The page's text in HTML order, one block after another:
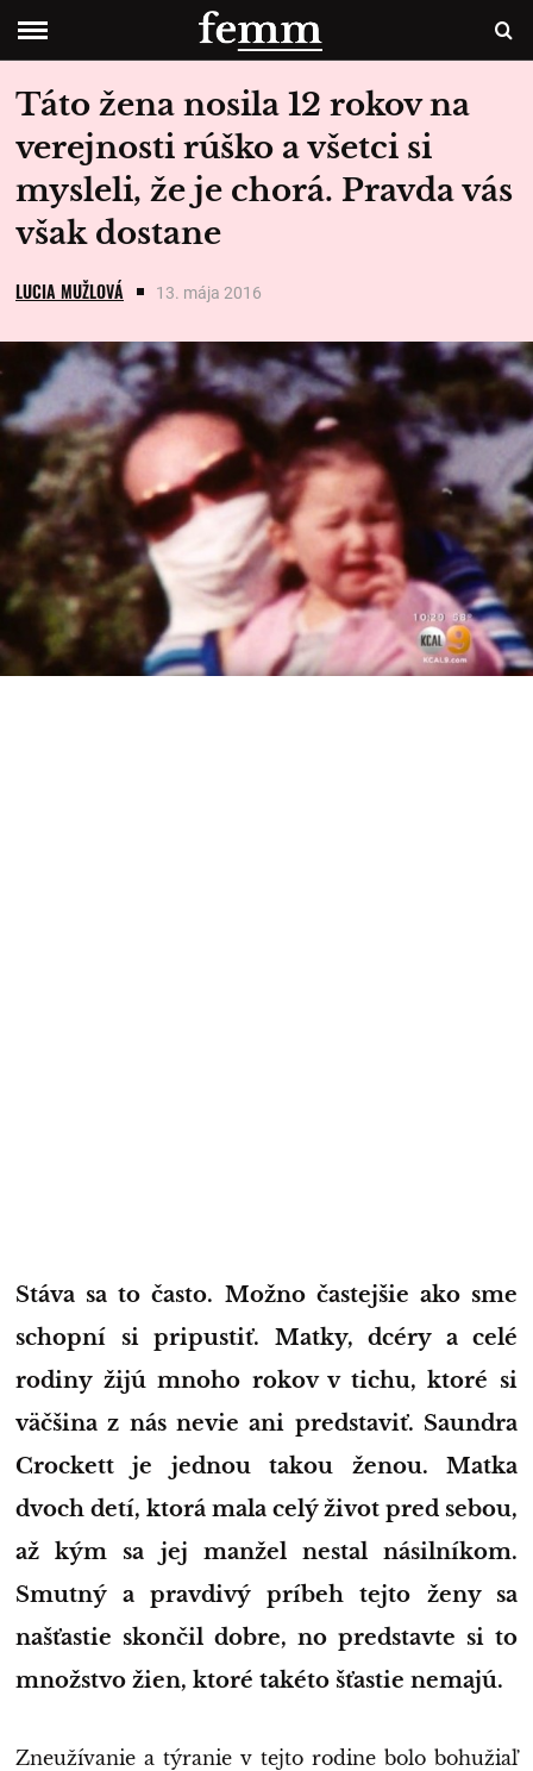
Táto žena nosila 12 rokov na
verejnosti rúško a všetci si
mysleli, že je chorá. Pravda vás
však dostane
LUCIA MUŽLOVÁ 13. mája 2016
Stáva sa to často. Možno častejšie ako sme
schopní si pripustiť. Matky, dcéry a celé
rodiny žijú mnoho rokov v tichu, ktoré si
väčšina z nás nevie ani predstaviť. Saundra
Crockett je jednou takou ženou. Matka
dvoch detí, ktorá mala celý život pred sebou,
až kým sa jej manžel nestal násilníkom.
Smutný a pravdivý príbeh tejto ženy sa
našťastie skončil dobre, no predstavte si to
množstvo žien, ktoré takéto šťastie nemajú.
Zneužívanie a týranie v tejto rodine bolo bohužiaľ